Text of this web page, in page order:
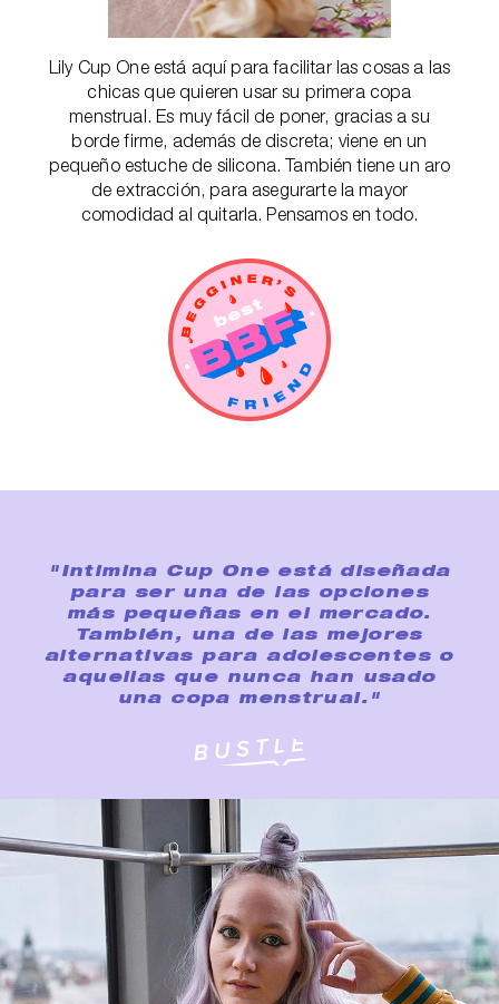
Lily Cup One está aquí para facilitar las cosas a las
chicas que quieren usar su primera copa
menstrual. Es muy fácil de poner, gracias a su
borde firme, además de discreta; viene en un
pequeño estuche de silicona. También tiene un aro
de extracción, para asegurarte la mayor
comodidad al quitarla. Pensamos en todo.
"Intimina Cup One está diseñada
para ser una de las opciones
más pequeñas en el mercado.
También, una de las mejores
alternativas para adolescentes o
aquellas que nunca han usado
una copa menstrual."